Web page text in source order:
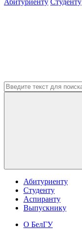
Абитуриенту Студенту
Абитуриенту
Студенту
Аспиранту
Выпускнику
О БелГУ